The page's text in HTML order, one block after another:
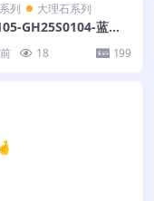
列 大理石系列
GH25S0104-蓝翡
18 199